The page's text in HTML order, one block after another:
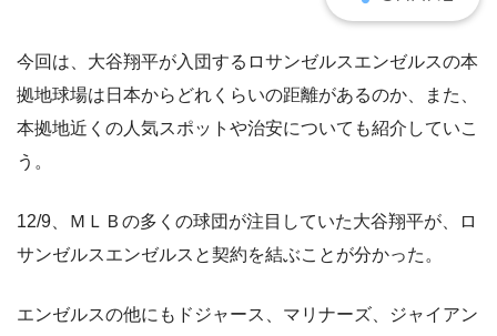
今回は、大谷翔平が入団するロサンゼルスエンゼルスの本
拠地球場は日本からどれくらいの距離があるのか、また、
本拠地近くの人気スポットや治安についても紹介していこ
う。
12/9、ＭＬＢの多くの球団が注目していた大谷翔平が、ロ
サンゼルスエンゼルスと契約を結ぶことが分かった。
エンゼルスの他にもドジャース、マリナーズ、ジャイアン